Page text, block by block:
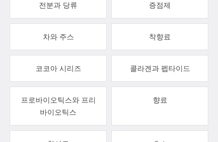
전분과 당류 증점제
차와 주스 착향료
코코아 시리즈 콜라겐과 펩타이드
프로바이오틱스와 프리
바이오틱스
향료